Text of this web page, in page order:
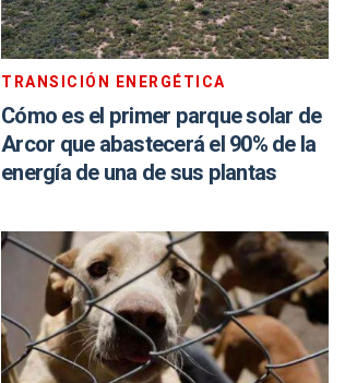
TRANSICIÓN ENERGÉTICA
Cómo es el primer parque solar de
Arcor que abastecerá el 90% de la
energía de una de sus plantas